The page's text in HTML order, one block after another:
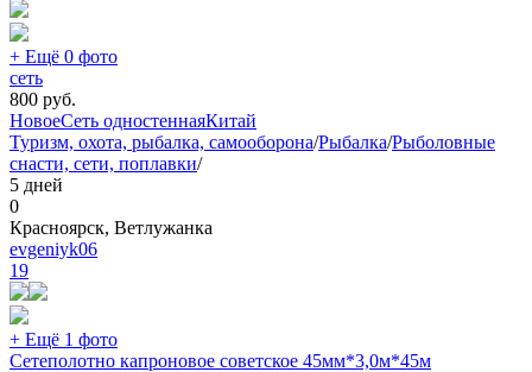
+ Ещё 0 фото
сеть
800 руб.
НовоеСеть одностеннаяКитай
Туризм, охота, рыбалка, самооборона/Рыбалка/Рыболовные
снасти, сети, поплавки/
5 дней
0
Красноярск, Ветлужанка
evgeniyk06
19
+ Ещё 1 фото
Сетеполотно капроновое советское 45мм*3,0м*45м